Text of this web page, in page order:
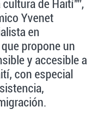
de Haití"”,
Yvenet
en
propone un
y accesible a
con especial